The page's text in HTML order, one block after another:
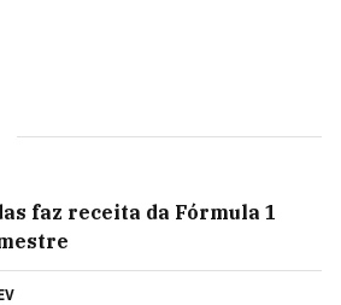
faz receita da Fórmula 1